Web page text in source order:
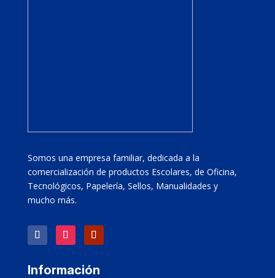
Somos una empresa familiar, dedicada a la
comercialización de productos Escolares, de Oficina,
Tecnológicos, Papelería, Sellos, Manualidades y
mucho más.
Información